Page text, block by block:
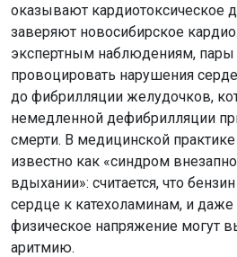
оказывают кардиотоксическое
заверяют новосибирское
экспертным наблюдениям, пары
провоцировать нарушения
до фибрилляции желудочков,
немедленной дефибрилляции
смерти. В медицинской практике
известно как «синдром
вдыхании»: считается, что
сердце к катехоламинам, и
физическое напряжение могут
аритмию.